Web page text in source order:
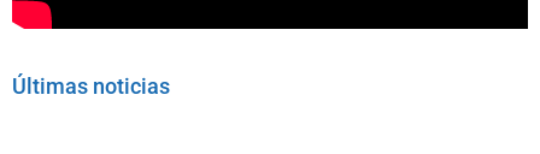
Últimas noticias